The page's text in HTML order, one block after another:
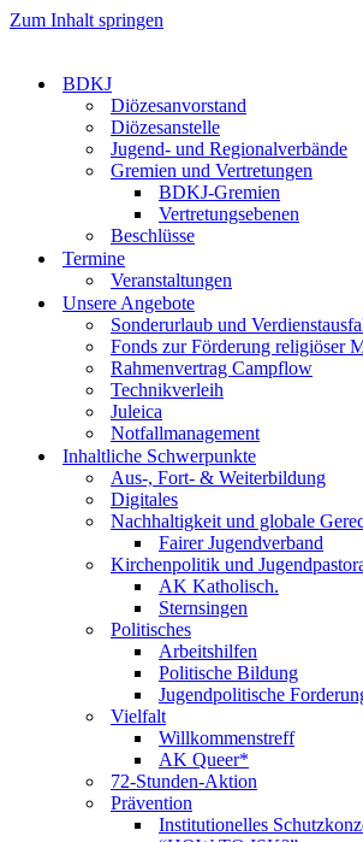
Zum Inhalt springen
BDKJ
Diözesanvorstand
Diözesanstelle
Jugend- und Regionalverbände
Gremien und Vertretungen
BDKJ-Gremien
Vertretungsebenen
Beschlüsse
Termine
Veranstaltungen
Unsere Angebote
Sonderurlaub und
Fonds zur Förderung religiöser
Rahmenvertrag Campflow
Technikverleih
Juleica
Notfallmanagement
Inhaltliche Schwerpunkte
Aus-, Fort- & Weiterbildung
Digitales
Nachhaltigkeit und globale
Fairer Jugendverband
Kirchenpolitik und
AK Katholisch.
Sternsingen
Politisches
Arbeitshilfen
Politische Bildung
Jugendpolitische
Vielfalt
Willkommenstreff
AK Queer*
72-Stunden-Aktion
Prävention
Institutionelles